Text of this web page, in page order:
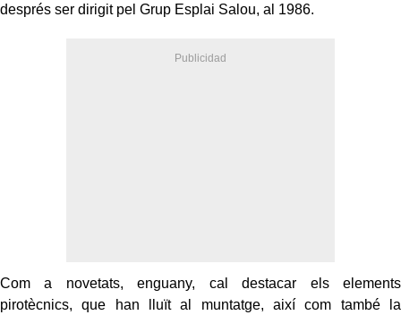
després ser dirigit pel Grup Esplai Salou, al 1986.
Com a novetats, enguany, cal destacar els elements
pirotècnics, que han lluït al muntatge, així com també la